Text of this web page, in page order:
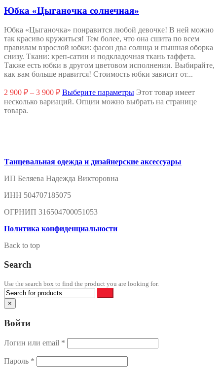
Юбка «Цыганочка солнечная»
Юбка «Цыганочка» понравится любой девочке! В ней можно
так красиво кружиться! Тем более, что она сшита по всем
правилам взрослой юбки: фасон два солнца и пышная оборка
снизу. Ткани: креп-сатин и подкладочная ткань таффета.
Также есть юбки в другом цветовом исполнении. Выбирайте,
как вам больше нравится! Стоимость юбки зависит от...
2 900 ₽ – 3 900 ₽ Выберите параметры Этот товар имеет
несколько вариаций. Опции можно выбрать на странице
товара.
Танцевальная одежда и дизайнерские аксессуары
ИП Беляева Надежда Викторовна
ИНН 504707185075
ОГРНИП 316504700051053
Политика конфиденциальности
Back to top
Search
Use the search box to find the product you are looking for.
×
Войти
Логин или email *
Пароль *